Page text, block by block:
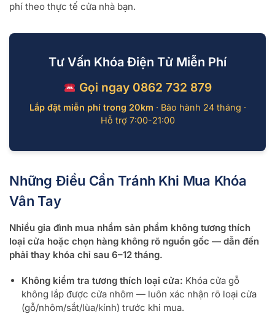
phí theo thực tế cửa nhà bạn.
Tư Vấn Khóa Điện Tử Miễn Phí
Gọi ngay 0862 732 879
Lắp đặt miễn phí trong 20km · Bảo hành 24 tháng ·
Hỗ trợ 7:00-21:00
Những Điều Cần Tránh Khi Mua Khóa
Vân Tay
Nhiều gia đình mua nhầm sản phẩm không tương thích
loại cửa hoặc chọn hàng không rõ nguồn gốc — dẫn đến
phải thay khóa chỉ sau 6–12 tháng.
Không kiểm tra tương thích loại cửa: Khóa cửa gỗ
không lắp được cửa nhôm — luôn xác nhận rõ loại cửa
(gỗ/nhôm/sắt/lùa/kính) trước khi mua.